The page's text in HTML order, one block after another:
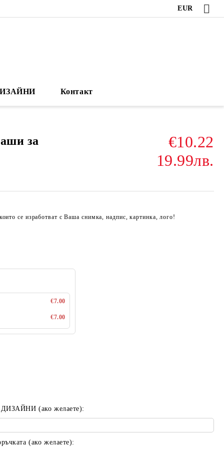
EUR
Контакт
за
€10.22
19.99лв.
се изработват с Ваша снимка, надпис, картинка, лого!
€7.00
€7.00
(ако желаете):
(ако желаете):